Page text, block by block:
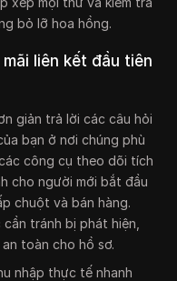
bỏ lỡ hoa hồng.
liên kết đầu tiên
giản trả lời các câu hỏi
bạn ở nơi chúng phù
công cụ theo dõi tích
cho người mới bắt đầu
chuột và bán hàng.
tránh bị phát hiện,
toàn cho hồ sơ.
nhập thực tế nhanh